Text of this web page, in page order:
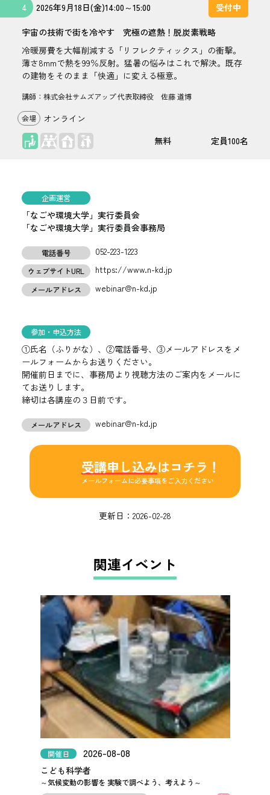
4
宇宙の技術で街を冷やす 究極の遮熱！脱炭素戦略
冷暖房費を大幅削減する「リフレクティックス」の衝撃。
薄さ8mmで熱を99％反射。猛暑の悩みはこれで解決。既存
の建物をそのまま「快適」に変える極意。
講師：株式会社サムズアップ 代表取締役 佐藤 道博
2026年9月18日(金)14:00 ～15:00
座学 無料 100名
オンライン
受付中
企画運営
「なごや環境大学」実行委員会
「なごや環境大学」実行委員会事務局
電話番号 052-223-1223
ウェブサイトURL https://www.n-kd.jp
メールアドレス webinar@n-kd.jp
参加・申込方法
①氏名（ふりがな）、②電話番号、③メールアドレスをメ
ールフォームからお送りください。
開催前日までに、事務局より視聴方法のご案内をメールに
てお送りします。
締切は各講座の３日前です。
メールアドレス webinar@n-kd.jp
受講申し込みはコチラ！
メールフォームに必要事項をご入力ください
更新日： 2026-02-28
関連イベント
開催日 2026-08-08
こども科学者
～気候変動の影響を 実験で調べよう、考えよう～